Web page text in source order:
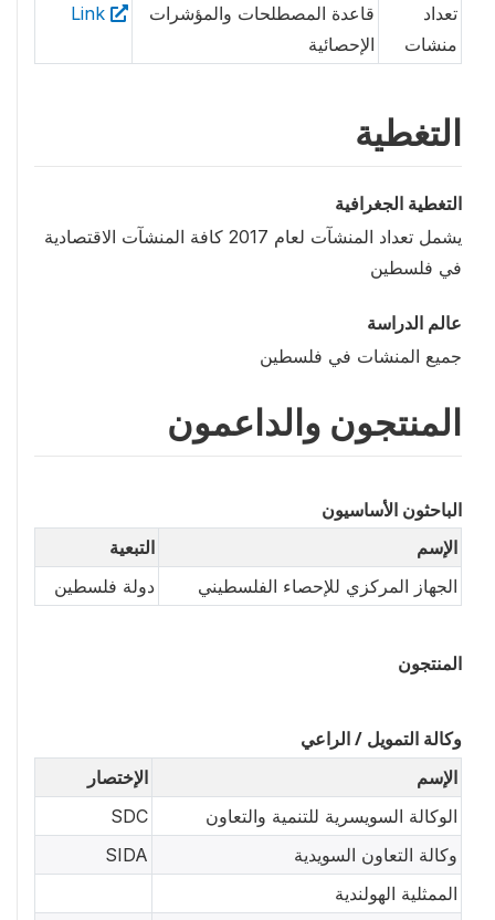
تعداد
منشات
قاعدة المصطلحات والمؤشرات
الإحصائية
التغطية
التغطية الجغرافية
يشمل تعداد المنشآت لعام 2017 كافة المنشآت الاقتصادية
في فلسطين
عالم الدراسة
جميع المنشات في فلسطين
المنتجون والداعمون
الباحثون الأساسيون
الإسم
التبعية
الجهاز المركزي للإحصاء الفلسطيني
دولة فلسطين
المنتجون
وكالة التمويل / الراعي
الإسم
الإختصار
الوكالة السويسرية للتنمية والتعاون
SDC
وكالة التعاون السويدية
SIDA
الممثلية الهولندية